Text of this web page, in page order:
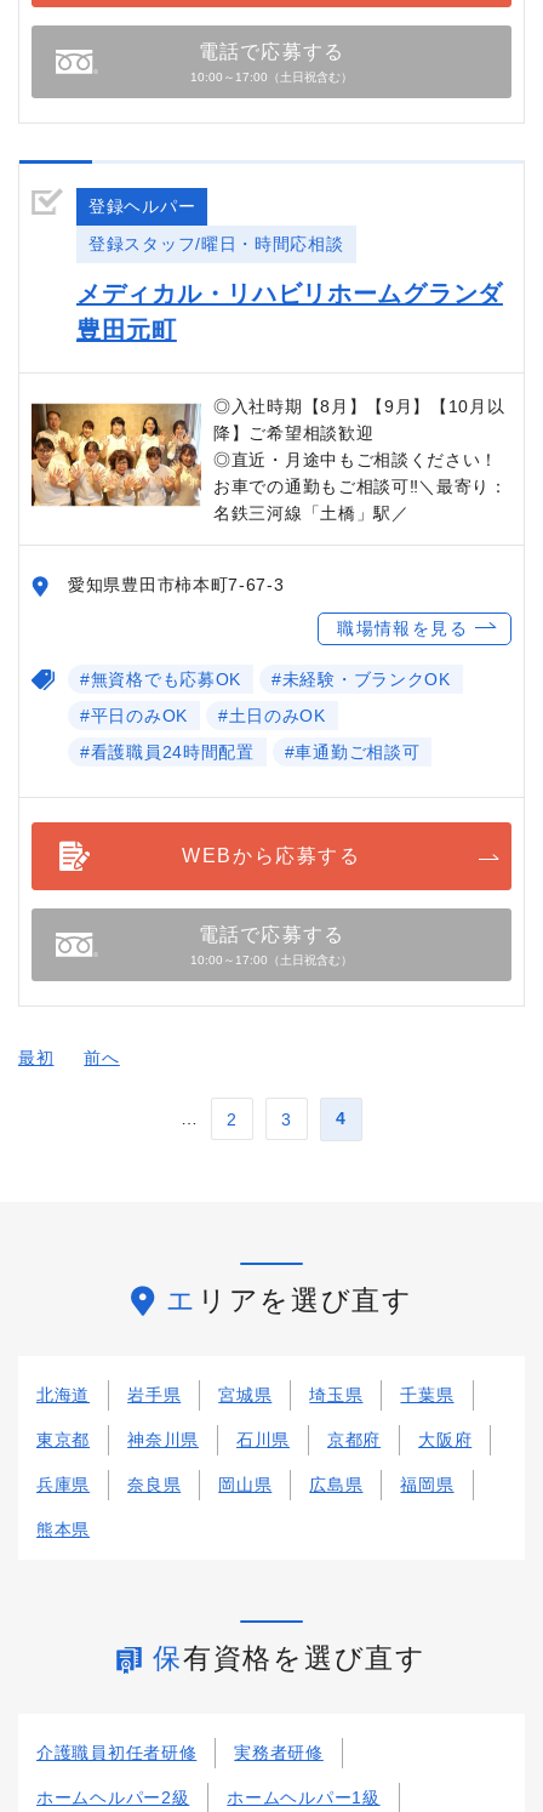
電話で応募する
10:00～17:00（土日祝含む）
登録ヘルパー
登録スタッフ/曜日・時間応相談
メディカル・リハビリホームグランダ
豊田元町
◎入社時期【8月】【9月】【10月以
降】ご希望相談歓迎
◎直近・月途中もご相談ください！
お車での通勤もご相談可‼＼最寄り：
名鉄三河線「土橋」駅／
愛知県豊田市柿本町7-67-3
職場情報を見る
#無資格でも応募OK
#未経験・ブランクOK
#平日のみOK
#土日のみOK
#看護職員24時間配置
#車通勤ご相談可
WEBから応募する
電話で応募する
10:00～17:00（土日祝含む）
最初 前へ
2 3 4
エリアを選び直す
北海道 岩手県 宮城県 埼玉県 千葉県
東京都 神奈川県 石川県 京都府 大阪府
兵庫県 奈良県 岡山県 広島県 福岡県
熊本県
保有資格を選び直す
介護職員初任者研修 実務者研修
ホームヘルパー2級 ホームヘルパー1級